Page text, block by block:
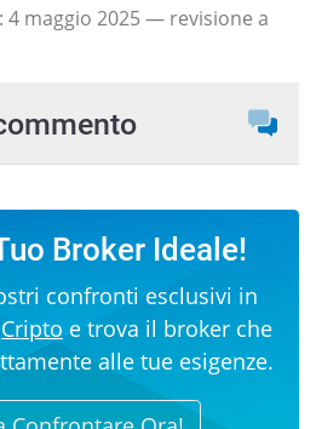
4 maggio 2025— revisione a
Broker Ideale!
confronti esclusivi in
Cripto e trova il broker che
alle tue esigenze.